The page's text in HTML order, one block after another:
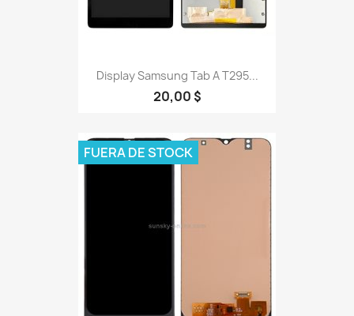
Display Samsung Tab A T295...
20,00 $
FUERA DE STOCK